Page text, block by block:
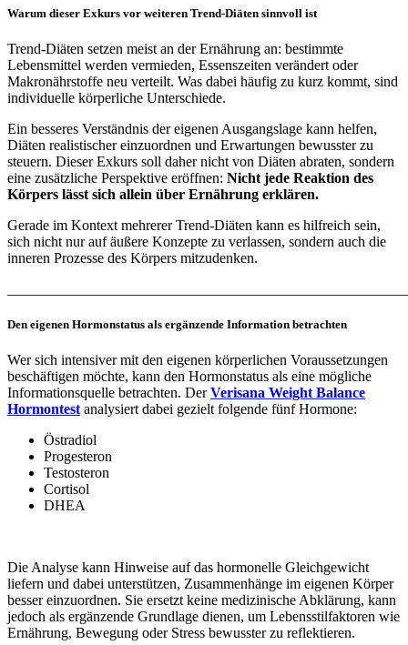
Warum dieser Exkurs vor weiteren Trend-Diäten sinnvoll ist
Trend-Diäten setzen meist an der Ernährung an: bestimmte
Lebensmittel werden vermieden, Essenszeiten verändert oder
Makronährstoffe neu verteilt. Was dabei häufig zu kurz kommt, sind
individuelle körperliche Unterschiede.
Ein besseres Verständnis der eigenen Ausgangslage kann helfen,
Diäten realistischer einzuordnen und Erwartungen bewusster zu
steuern. Dieser Exkurs soll daher nicht von Diäten abraten, sondern
eine zusätzliche Perspektive eröffnen: Nicht jede Reaktion des
Körpers lässt sich allein über Ernährung erklären.
Gerade im Kontext mehrerer Trend-Diäten kann es hilfreich sein,
sich nicht nur auf äußere Konzepte zu verlassen, sondern auch die
inneren Prozesse des Körpers mitzudenken.
Den eigenen Hormonstatus als ergänzende Information betrachten
Wer sich intensiver mit den eigenen körperlichen Voraussetzungen
beschäftigen möchte, kann den Hormonstatus als eine mögliche
Informationsquelle betrachten. DerVerisana Weight Balance
Hormontest analysiert dabei gezielt folgende fünf Hormone:
Östradiol
Progesteron
Testosteron
Cortisol
DHEA
Die Analyse kann Hinweise auf das hormonelle Gleichgewicht
liefern und dabei unterstützen, Zusammenhänge im eigenen Körper
besser einzuordnen. Sie ersetzt keine medizinische Abklärung, kann
jedoch als ergänzende Grundlage dienen, um Lebensstilfaktoren wie
Ernährung, Bewegung oder Stress bewusster zu reflektieren.